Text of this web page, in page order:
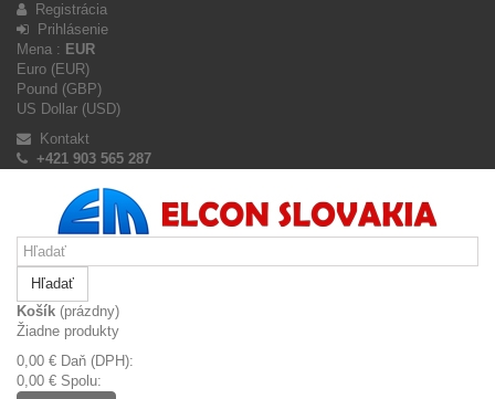
Registrácia
Prihlásenie
Mena : EUR
Euro (EUR)
Pound (GBP)
US Dollar (USD)
Kontakt
+421 903 565 287
Hľadať
Košík (prázdny)
Žiadne produkty
0,00 € Daň (DPH):
0,00 € Spolu: